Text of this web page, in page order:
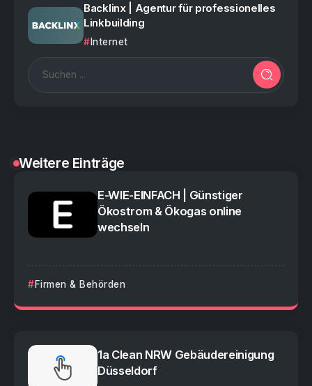
Backlinx | Agentur für professionelles
Linkbuilding
Internet
Weitere Einträge
E-WIE-EINFACH | Günstiger
Ökostrom & Ökogas online
wechseln
Firmen & Behörden
1a Clean NRW Gebäudereinigung
Düsseldorf